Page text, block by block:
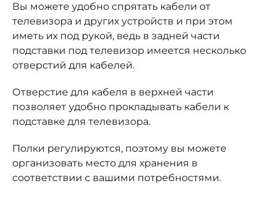
Вы можете удобно спрятать кабели от
телевизора и других устройств и при этом
иметь их под рукой, ведь в задней части
подставки под телевизор имеется несколько
отверстий для кабелей.
Отверстие для кабеля в верхней части
позволяет удобно прокладывать кабели к
подставке для телевизора.
Полки регулируются, поэтому вы можете
организовать место для хранения в
соответствии с вашими потребностями.